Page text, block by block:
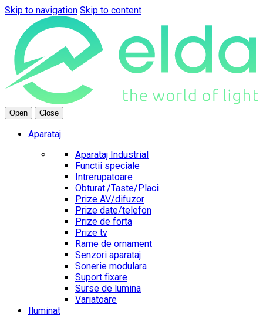
Skip to navigation Skip to content
Open Close
Aparataj
Aparataj Industrial
Functii speciale
Intrerupatoare
Obturat./Taste/Placi
Prize AV/difuzor
Prize date/telefon
Prize de forta
Prize tv
Rame de ornament
Senzori aparataj
Sonerie modulara
Suport fixare
Surse de lumina
Variatoare
Iluminat